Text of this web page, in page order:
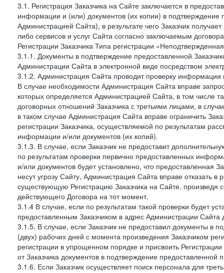
3.1. Регистрация Заказчика на Сайте заключается в
информации и (или) документов (их копии) в
Администрацией Сайта), в результате чего Заказчик
либо сервисов и услуг Сайта согласно заключаемым
Регистрации Заказчика Типа регистрации
3.1.1. Документы в подтверждение предоставленной
Администрации Сайта в электронной виде посредством
3.1.2. Администрация Сайта проводит проверку информации
В случае необходимости Администрация Сайта вправе
которых определяется Администрацией Сайта, в том числе
договорных отношений Заказчика с третьими лицами, в
в таком случае Администрация Сайта вправе ограничить
регистрации Заказчика, осуществляемой по результатам
информации и/или документов (их копий).
3.1.3. В случае, если Заказчик не предоставит
по результатам проверки первично предоставленных
и/или документов будет установлено, что предоставленная
несут угрозу Сайту, Администрация Сайта вправе отказать
существующую Регистрацию Заказчика на Сайте, произведя
действующего Договора на тот момент.
3.1.4 В случае, если по результатам такой проверки будет
предоставленным Заказчиком в адрес Администрации
3.1.5. В случае, если Заказчик не предоставил документы в
(двух) рабочих дней с момента произведения Заказчиком
регистрации в упрощенном порядке и присвоить
от Заказчика документов в подтверждение
3.1.6. Если Заказчик осуществляет поиск персонала для